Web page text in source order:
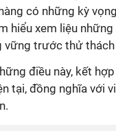
có những kỳ
hiểu xem liệu
vững trước thử thách
điều này, kết
tại, đồng nghĩa với